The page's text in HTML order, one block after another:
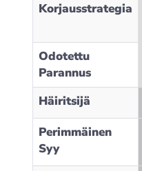
Korjausstrategia
Odotettu
Parannus
Häiritsijä
Perimmäinen
Syy